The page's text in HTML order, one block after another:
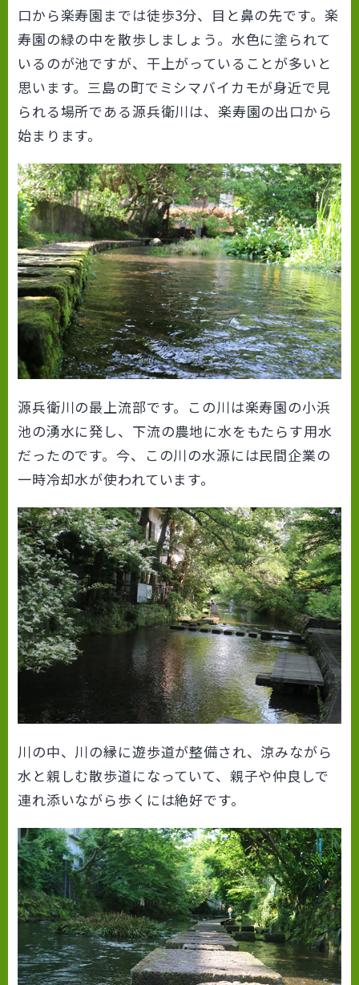
口から楽寿園までは徒歩3分、目と鼻の先です。楽
寿園の緑の中を散歩しましょう。水色に塗られて
いるのが池ですが、干上がっていることが多いと
思います。三島の町でミシマバイカモが身近で見
られる場所である源兵衛川は、楽寿園の出口から
始まります。
源兵衛川の最上流部です。この川は楽寿園の小浜
池の湧水に発し、下流の農地に水をもたらす用水
だったのです。今、この川の水源には民間企業の
一時冷却水が使われています。
川の中、川の縁に遊歩道が整備され、涼みながら
水と親しむ散歩道になっていて、親子や仲良しで
連れ添いながら歩くには絶好です。